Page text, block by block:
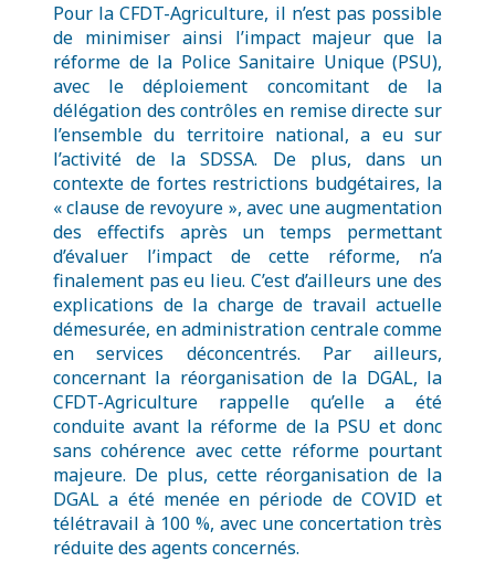
Pour la CFDT-Agriculture, il n’est pas possible
de minimiser ainsi l’impact majeur que la
réforme de la Police Sanitaire Unique (PSU),
avec le déploiement concomitant de la
délégation des contrôles en remise directe sur
l’ensemble du territoire national, a eu sur
l’activité de la SDSSA. De plus, dans un
contexte de fortes restrictions budgétaires, la
« clause de revoyure », avec une augmentation
des effectifs après un temps permettant
d’évaluer l’impact de cette réforme, n’a
finalement pas eu lieu. C’est d’ailleurs une des
explications de la charge de travail actuelle
démesurée, en administration centrale comme
en services déconcentrés. Par ailleurs,
concernant la réorganisation de la DGAL, la
CFDT-Agriculture rappelle qu’elle a été
conduite avant la réforme de la PSU et donc
sans cohérence avec cette réforme pourtant
majeure. De plus, cette réorganisation de la
DGAL a été menée en période de COVID et
télétravail à 100 %, avec une concertation très
réduite des agents concernés.